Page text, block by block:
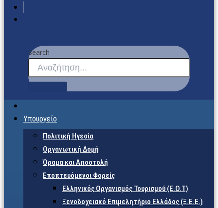
Search
Υπουργείο
Πολιτική Ηγεσία
Οργανωτική Δομή
Όραμα και Αποστολή
Εποπτευόμενοι Φορείς
Eλληνικός Οργανισμός Τουρισμού (Ε.Ο.Τ)
Ξενοδοχειακό Επιμελητήριο Ελλάδος (Ξ.Ε.Ε.)